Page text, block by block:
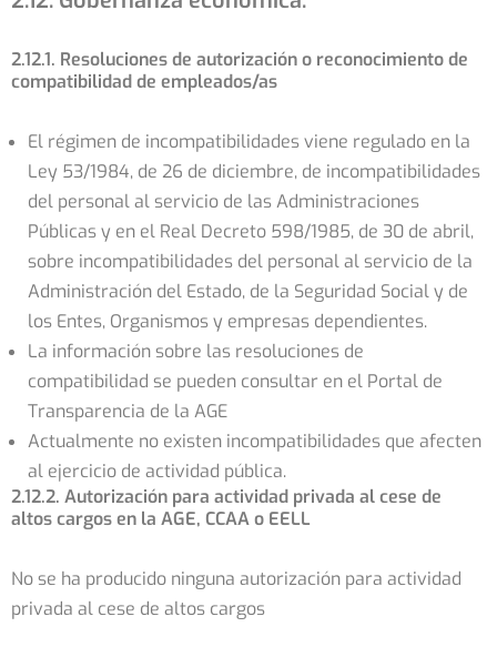
2.12.1. Resoluciones de autorización o reconocimiento de
compatibilidad de empleados/as
El régimen de incompatibilidades viene regulado en la
Ley 53/1984, de 26 de diciembre, de incompatibilidades
del personal al servicio de las Administraciones
Públicas y en el Real Decreto 598/1985, de 30 de abril,
sobre incompatibilidades del personal al servicio de la
Administración del Estado, de la Seguridad Social y de
los Entes, Organismos y empresas dependientes.
La información sobre las resoluciones de
compatibilidad se pueden consultar en el Portal de
Transparencia de la AGE
Actualmente no existen incompatibilidades que afecten
al ejercicio de actividad pública.
2.12.2. Autorización para actividad privada al cese de
altos cargos en la AGE, CCAA o EELL
No se ha producido ninguna autorización para actividad
privada al cese de altos cargos